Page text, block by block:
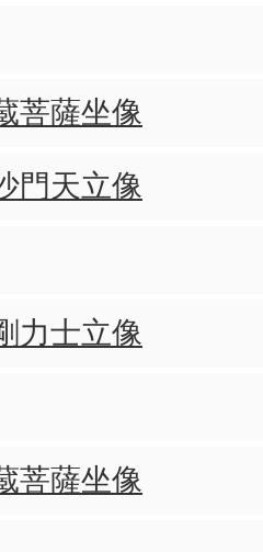
菩薩坐像
門天立像
力士立像
菩薩坐像